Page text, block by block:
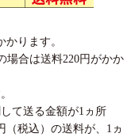
お惣菜の取扱いが
がとうございま
銘茶「優良品種さ
ります。
場合は送料220円がかか
て送る金額が1ヵ所
（税込）の送料が、1ヵ